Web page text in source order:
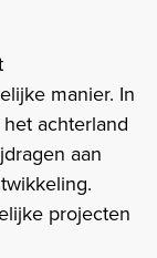
manier. In
achterland
aan
projecten